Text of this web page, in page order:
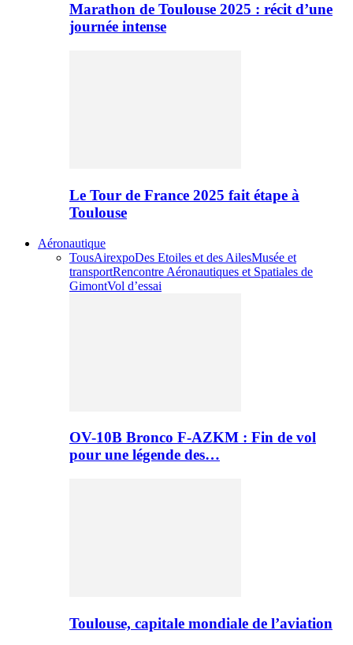
Marathon de Toulouse 2025 : récit d’une
journée intense
Le Tour de France 2025 fait étape à
Toulouse
Aéronautique
TousAirexpoDes Etoiles et des AilesMusée et
transportRencontre Aéronautiques et Spatiales de
GimontVol d’essai
OV-10B Bronco F-AZKM : Fin de vol
pour une légende des…
Toulouse, capitale mondiale de l’aviation